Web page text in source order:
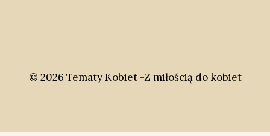
© 2026 Tematy Kobiet -Z miłością do kobiet